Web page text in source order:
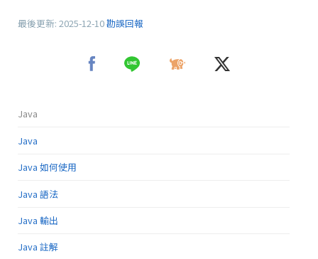
最後更新: 2025-12-10勘誤回報
Java
Java
Java 如何使用
Java 語法
Java 輸出
Java 註解